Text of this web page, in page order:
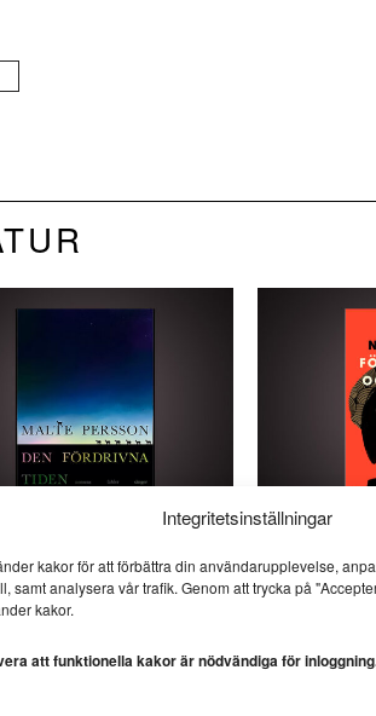
Integritetsinställningar
kakor för att förbättra din användarupplevelse,
samt analysera vår trafik. Genom att trycka på
kakor.
att funktionella kakor är nödvändiga för